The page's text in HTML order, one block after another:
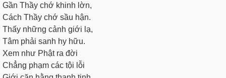
Gần Thầy chớ khinh lờn,
Cách Thầy chớ sầu hận.
Thấy những cảnh giới lạ,
Tâm phải sanh hy hữu.
Xem như Phật ra đời
Chẳng phạm các tội lỗi